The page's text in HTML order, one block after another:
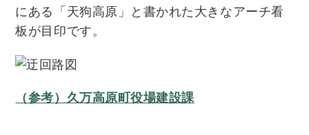
にある「天狗高原」と書かれた大きなアーチ看
板が目印です。
（参考）久万高原町役場建設課